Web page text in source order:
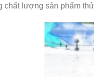
chất lượng sản phẩm